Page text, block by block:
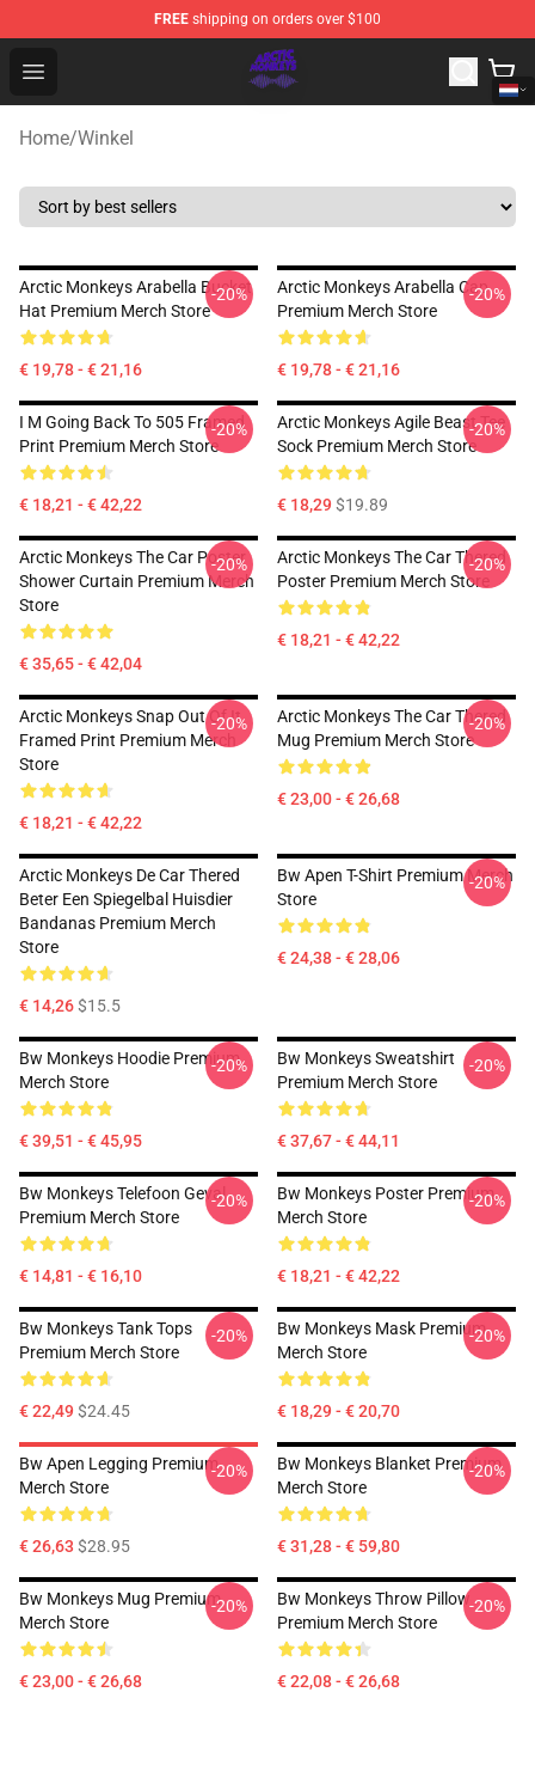
FREE shipping on orders over $100
Open menu
Arctic Monkeys Shop - Official Arctic Monkeys
Home/Winkel
Arctic Monkeys Arabella Bucket
Hat Premium Merch Store
€ 19,78 - € 21,16
-20%
Arctic Monkeys Arabella Cap
Premium Merch Store
€ 19,78 - € 21,16
-20%
I M Going Back To 505 Framed
Print Premium Merch Store
€ 18,21 - € 42,22
-20%
Arctic Monkeys Agile Beast Tee
Sock Premium Merch Store
€ 18,29$19.89
-20%
Arctic Monkeys The Car Poster
Shower Curtain Premium Merch
Store
€ 35,65 - € 42,04
-20%
Arctic Monkeys The Car Thered
Poster Premium Merch Store
€ 18,21 - € 42,22
-20%
Arctic Monkeys Snap Out Of It
Framed Print Premium Merch
Store
€ 18,21 - € 42,22
-20%
Arctic Monkeys The Car Thered
Mug Premium Merch Store
€ 23,00 - € 26,68
-20%
Arctic Monkeys De Car Thered
Beter Een Spiegelbal Huisdier
Bandanas Premium Merch
Store
€ 14,26$15.5
Bw Apen T-Shirt Premium Merch
Store
€ 24,38 - € 28,06
-20%
Bw Monkeys Hoodie Premium
Merch Store
€ 39,51 - € 45,95
-20%
Bw Monkeys Sweatshirt
Premium Merch Store
€ 37,67 - € 44,11
-20%
Bw Monkeys Telefoon Geval
Premium Merch Store
€ 14,81 - € 16,10
-20%
Bw Monkeys Poster Premium
Merch Store
€ 18,21 - € 42,22
-20%
Bw Monkeys Tank Tops
Premium Merch Store
€ 22,49$24.45
-20%
Bw Monkeys Mask Premium
Merch Store
€ 18,29 - € 20,70
-20%
Bw Apen Legging Premium
Merch Store
€ 26,63 $28.95
-20%
Bw Monkeys Blanket Premium
Merch Store
€ 31,28 - € 59,80
-20%
Bw Monkeys Mug Premium
Merch Store
€ 23,00 - € 26,68
-20%
Bw Monkeys Throw Pillow
Premium Merch Store
€ 22,08 - € 26,68
-20%